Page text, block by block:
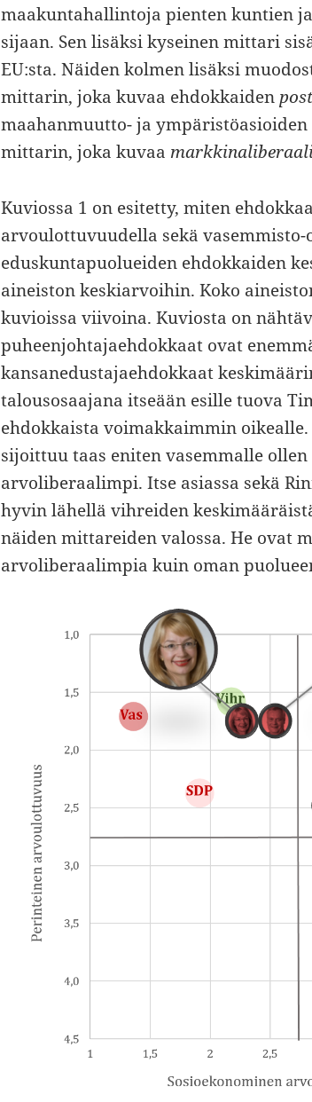
maakuntahallintoja pienten kuntien
sijaan. Sen lisäksi kyseinen mittari
EU:sta. Näiden kolmen lisäksi
mittarin, joka kuvaa ehdokkaiden
maahanmuutto- ja
mittarin, joka kuvaa
Kuviossa 1 on esitetty, miten
arvoulottuvuudella sekä vasemmisto-
eduskuntapuolueiden ehdokkaiden
aineiston keskiarvoihin. Koko
kuvioissa viivoina. Kuviosta on
puheenjohtajaehdokkaat ovat
kansanedustajaehdokkaat
talousosaajana itseään esille tuova
ehdokkaista voimakkaimmin
sijoittuu taas eniten vasemmalle
arvoliberaalimpi. Itse asiassa sekä
hyvin lähellä vihreiden
näiden mittareiden valossa. He ovat
arvoliberaalimpia kuin oman